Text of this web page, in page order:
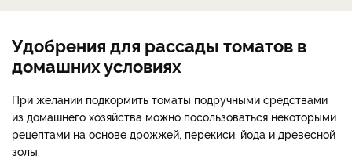
Удобрения для рассады томатов в
домашних условиях
При желании подкормить томаты подручными средствами
из домашнего хозяйства можно посользоваться некоторыми
рецептами на основе дрожжей, перекиси, йода и древесной
золы.